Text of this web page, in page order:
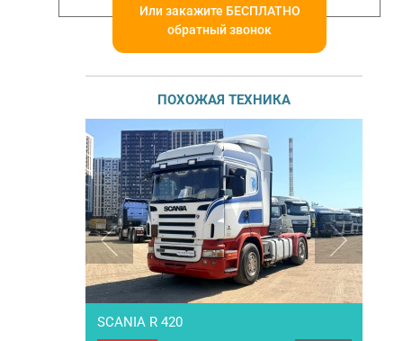
Или закажите БЕСПЛАТНО
обратный звонок
ПОХОЖАЯ ТЕХНИКА
SCANIA R 420